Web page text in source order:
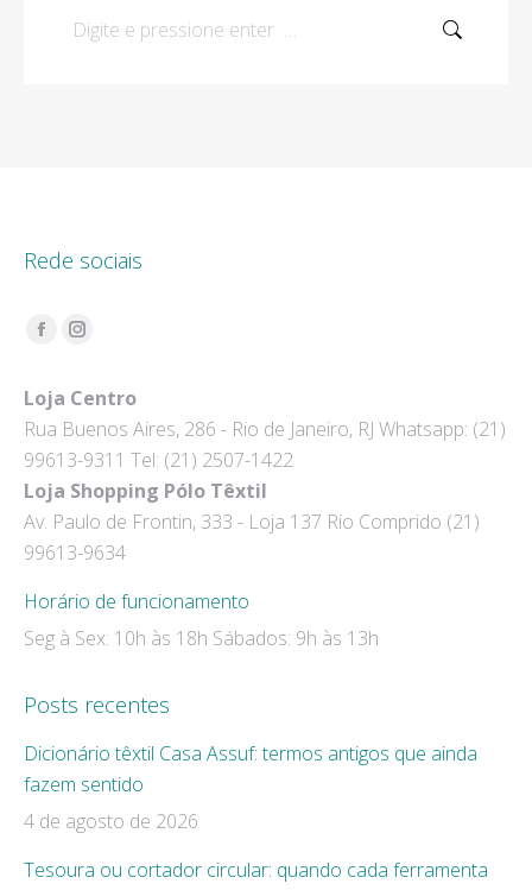
Search:
Rede sociais
Encontre-nos em:
Facebook
opens
in
new
window
Instagram
opens
in
new
window
Loja Centro
Rua Buenos Aires, 286 - Rio de Janeiro, RJ Whatsapp: (21)
99613-9311 Tel: (21) 2507-1422
Loja Shopping Pólo Têxtil
Av. Paulo de Frontin, 333 - Loja 137 Rio Comprido (21)
99613-9634
Horário de funcionamento
Seg à Sex: 10h às 18h Sábados: 9h às 13h
Posts recentes
Dicionário têxtil Casa Assuf: termos antigos que ainda
fazem sentido
4 de agosto de 2026
Tesoura ou cortador circular: quando cada ferramenta